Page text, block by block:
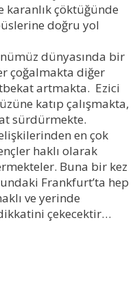
çöktüğünde
doğru yol
dünyasında bir
çoğalmakta diğer
artmakta. Ezici
katıp çalışmakta,
sürdürmekte.
en çok
haklı olarak
Buna bir kez
Frankfurt’ta hep
ve yerinde
çekecektir…